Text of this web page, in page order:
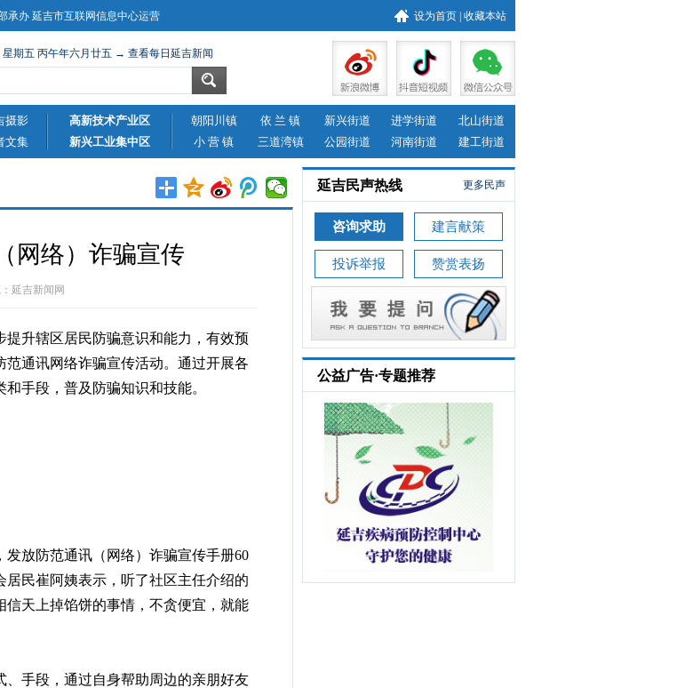
设为首页 收藏本站
承办 延吉市互联网信息中心运营
星期五 丙午年六月廿五 → 查看每日延吉新闻
摄影 高新技术产业区 朝阳川镇 依 兰 镇 新兴街道 进学街道
北山街道
文集 新兴工业集中区 小 营 镇 三道湾镇 公园街道 河南街道 建工街道
网络）诈骗宣传
延吉新闻网
升辖区居民防骗意识和能力，有效预
通讯网络诈骗宣传活动。通过开展各
手段，普及防骗知识和技能。
放防范通讯（网络）诈骗宣传手册60
民崔阿姨表示，听了社区主任介绍的
天上掉馅饼的事情，不贪便宜，就能
手段，通过自身帮助周边的亲朋好友
更多民声
延吉民声热线
咨询求助 建言献策
投诉举报 赞赏表扬
公益广告·专题推荐